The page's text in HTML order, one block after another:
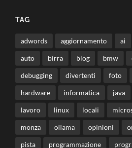
TAG
adwords aggiornamento ai
auto birra blog bmw
debugging divertenti foto
hardware informatica java
lavoro linux locali
monza ollama opinioni
pista programmazione